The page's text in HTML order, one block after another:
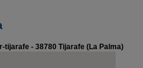
tijarafe - 38780 Tijarafe (La Palma)